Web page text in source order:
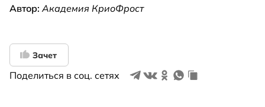
Автор:Академия КриоФрост
Зачет
Поделиться в соц. сетях